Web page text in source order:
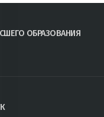
ОБРАЗОВАНИЯ